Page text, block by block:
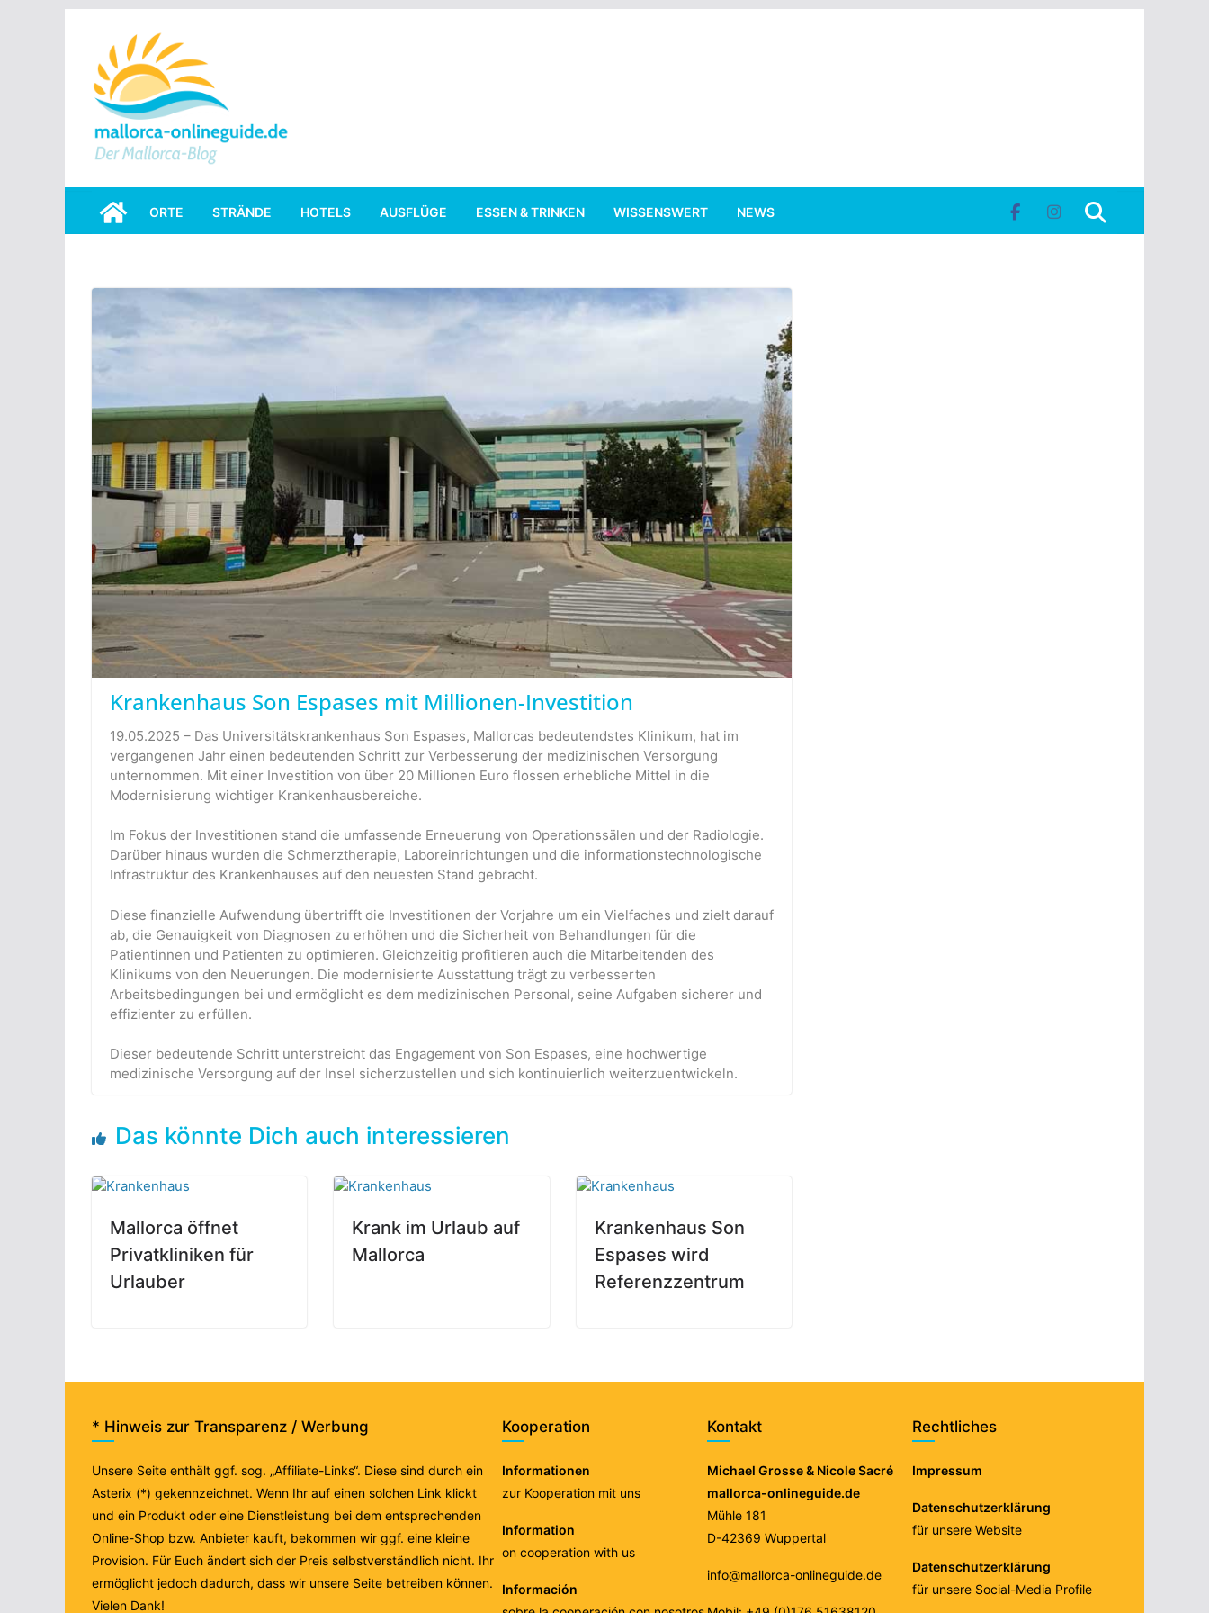
content
ORTE STRÄNDE HOTELS AUSFLÜGE ESSEN & TRINKEN WISSENSWERT NEWS
Krankenhaus Son Espases mit Millionen-Investition
19.05.2025 – Das Universitätskrankenhaus Son Espases, Mallorcas bedeutendstes Klinikum, hat im
vergangenen Jahr einen bedeutenden Schritt zur Verbesserung der medizinischen Versorgung
unternommen. Mit einer Investition von über 20 Millionen Euro flossen erhebliche Mittel in die
Modernisierung wichtiger Krankenhausbereiche.
Im Fokus der Investitionen stand die umfassende Erneuerung von Operationssälen und der Radiologie.
Darüber hinaus wurden die Schmerztherapie, Laboreinrichtungen und die informationstechnologische
Infrastruktur des Krankenhauses auf den neuesten Stand gebracht.
Diese finanzielle Aufwendung übertrifft die Investitionen der Vorjahre um ein Vielfaches und zielt darauf
ab, die Genauigkeit von Diagnosen zu erhöhen und die Sicherheit von Behandlungen für die
Patientinnen und Patienten zu optimieren. Gleichzeitig profitieren auch die Mitarbeitenden des
Klinikums von den Neuerungen. Die modernisierte Ausstattung trägt zu verbesserten
Arbeitsbedingungen bei und ermöglicht es dem medizinischen Personal, seine Aufgaben sicherer und
effizienter zu erfüllen.
Dieser bedeutende Schritt unterstreicht das Engagement von Son Espases, eine hochwertige
medizinische Versorgung auf der Insel sicherzustellen und sich kontinuierlich weiterzuentwickeln.
Das könnte Dich auch interessieren
Mallorca öffnet
Privatkliniken für
Urlauber
Krank im Urlaub auf
Mallorca
Krankenhaus Son
Espases wird
Referenzzentrum
* Hinweis zur Transparenz / Werbung
Unsere Seite enthält ggf. sog. „Affiliate-Links“. Diese sind durch ein
Asterix (*) gekennzeichnet. Wenn Ihr auf einen solchen Link klickt
und ein Produkt oder eine Dienstleistung bei dem entsprechenden
Online-Shop bzw. Anbieter kauft, bekommen wir ggf. eine kleine
Provision. Für Euch ändert sich der Preis selbstverständlich nicht. Ihr
ermöglicht jedoch dadurch, dass wir unsere Seite betreiben können.
Vielen Dank!
Kooperation
Informationen
zur Kooperation mit uns
Information
on cooperation with us
Información
Kontakt
Michael Grosse & Nicole Sacré
mallorca-onlineguide.de
Mühle 181
D-42369 Wuppertal
info@mallorca-onlineguide.de
Rechtliches
Impressum
Datenschutzerklärung
für unsere Website
Datenschutzerklärung
für unsere Social-Media Profile